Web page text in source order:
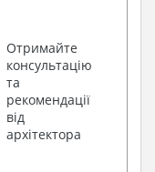
Отримайте
консультацію
та
рекомендації
від
архітектора